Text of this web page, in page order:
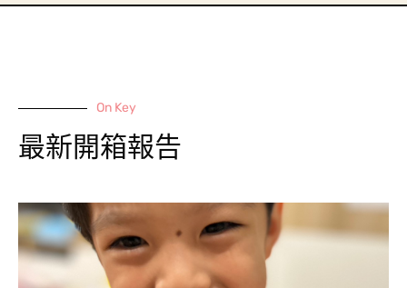
On Key
最新開箱報告